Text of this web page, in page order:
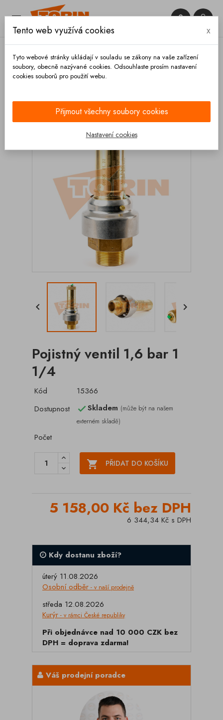
 

 
Pojistný ventil 1,6 bar 1
1/4
Kód
15366
Dostupnost
Skladem (může být na našem
externém skladě)
Počet
 PŘIDAT DO KOŠÍKU
5 158,00 Kč bez DPH
6 344,34 Kč s DPH
Kdy dostanu zboží?
úterý 11.08.2026
Osobní odběr - v naší prodejně
středa 12.08.2026
Kurýr - v rámci České republiky
Při objednávce nad 10 000 CZK bez
DPH = doprava zdarma!
Váš prodejní poradce
Tento web využívá cookies x
Tyto webové stránky ukládají v souladu se zákony na vaše zařízení
soubory, obecně nazývané cookies. Odsouhlaste prosím nastavení
cookies souborů pro použití webu.
Přijmout všechny soubory cookies
Nastavení cookies